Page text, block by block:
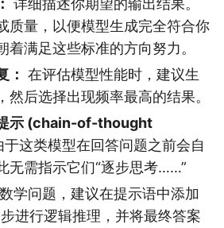
详细描述你期望的输出结果。
质量，以便模型生成完全符合你
着满足这些标准的方向努力。
： 在评估模型性能时，建议生
然后选择出现频率最高的结果。
示 (chain-of-thought
于这类模型在回答问题之前会自
无需指示它们“逐步思考……”
学问题，建议在提示语中添加
进行逻辑推理，并将最终答案